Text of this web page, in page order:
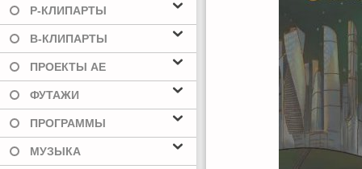
Р-КЛИПАРТЫ
В-КЛИПАРТЫ
ПРОЕКТЫ AE
ФУТАЖИ
ПРОГРАММЫ
МУЗЫКА